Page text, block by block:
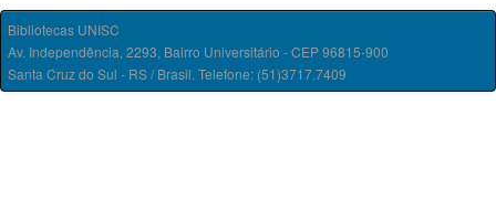
Bibliotecas UNISC
Av. Independência, 2293, Bairro Universitário - CEP 96815-900
Santa Cruz do Sul - RS / Brasil. Telefone: (51)3717.7409